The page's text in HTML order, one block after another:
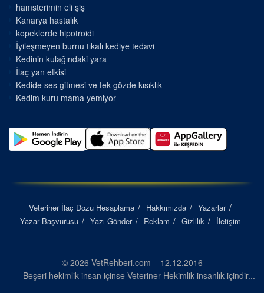
hamsterimin eli şiş
Kanarya hastalık
kopeklerde hipotroidi
İyileşmeyen burnu tıkalı kediye tedavi
Kedinin kulağındaki yara
İlaç yan etkisi
Kedide ses gitmesi ve tek gözde kısıklık
Kedim kuru mama yemiyor
Veteriner İlaç Dozu Hesaplama Hakkımızda
Yazarlar
Yazar Başvurusu
Yazı Gönder Reklam Gizlilik İletişim
© 2026 VetRehberi.com – 12.12.2016
Beşeri hekimlik insan içinse Veteriner Hekimlik insanlık içindir...